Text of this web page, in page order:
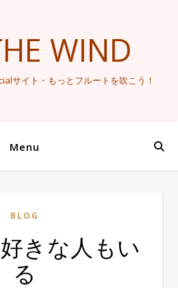
WIND
サイト・もっとフルートを吹こう！
Menu
BLOG
きな人もい
る